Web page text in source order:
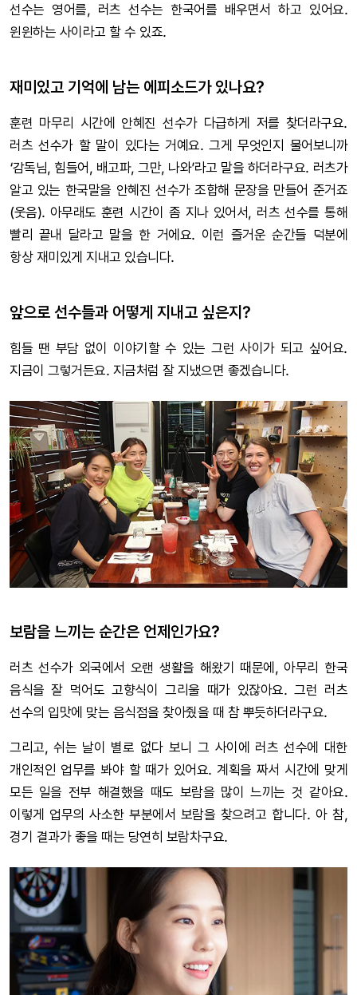
선수는 영어를, 러츠 선수는 한국어를 배우면서 하고 있어요.
윈윈하는 사이라고 할 수 있죠.
재미있고 기억에 남는 에피소드가 있나요?
훈련 마무리 시간에 안혜진 선수가 다급하게 저를 찾더라구요.
러츠 선수가 할 말이 있다는 거예요. 그게 무엇인지 물어보니까
‘감독님, 힘들어, 배고파, 그만, 나와’라고 말을 하더라구요. 러츠가
알고 있는 한국말을 안혜진 선수가 조합해 문장을 만들어 준거죠
(웃음). 아무래도 훈련 시간이 좀 지나 있어서, 러츠 선수를 통해
빨리 끝내 달라고 말을 한 거에요. 이런 즐거운 순간들 덕분에
항상 재미있게 지내고 있습니다.
앞으로 선수들과 어떻게 지내고 싶은지?
힘들 땐 부담 없이 이야기할 수 있는 그런 사이가 되고 싶어요.
지금이 그렇거든요. 지금처럼 잘 지냈으면 좋겠습니다.
보람을 느끼는 순간은 언제인가요?
러츠 선수가 외국에서 오랜 생활을 해왔기 때문에, 아무리 한국
음식을 잘 먹어도 고향식이 그리울 때가 있잖아요. 그런 러츠
선수의 입맛에 맞는 음식점을 찾아줬을 때 참 뿌듯하더라구요.
그리고, 쉬는 날이 별로 없다 보니 그 사이에 러츠 선수에 대한
개인적인 업무를 봐야 할 때가 있어요. 계획을 짜서 시간에 맞게
모든 일을 전부 해결했을 때도 보람을 많이 느끼는 것 같아요.
이렇게 업무의 사소한 부분에서 보람을 찾으려고 합니다. 아 참,
경기 결과가 좋을 때는 당연히 보람차구요.